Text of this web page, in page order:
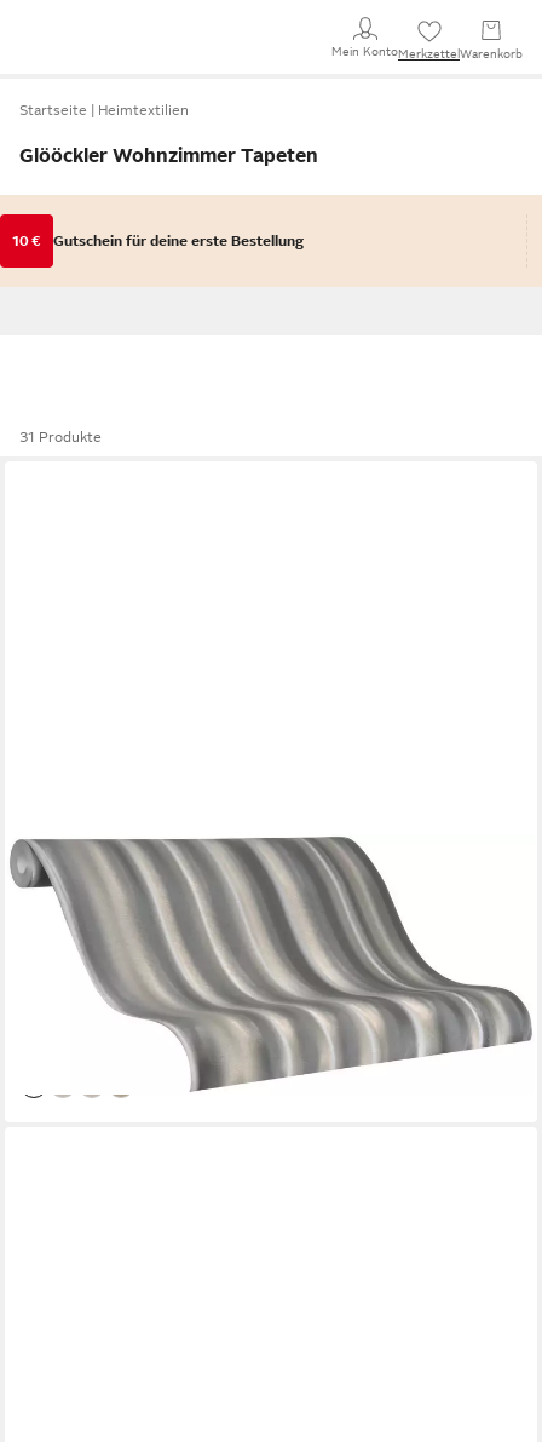
Mein KontoMerkzettel Warenkorb
Startseite Heimtextilien
Glööckler Wohnzimmer Tapeten
10 € Gutschein für deine erste Bestellung
31 Produkte
GLÖÖCKLER
Vliestapete, 3D-Optik, glänzend, Schlangenhautoptik, (1 St),
moderne Tapete für Wohnzimmer Schlafzimmer Küche
ab 49,95 €
UVP
102,95 €
(7,10 €/ 1 qm)
lieferbar - in 3-4 Werktagen bei dir